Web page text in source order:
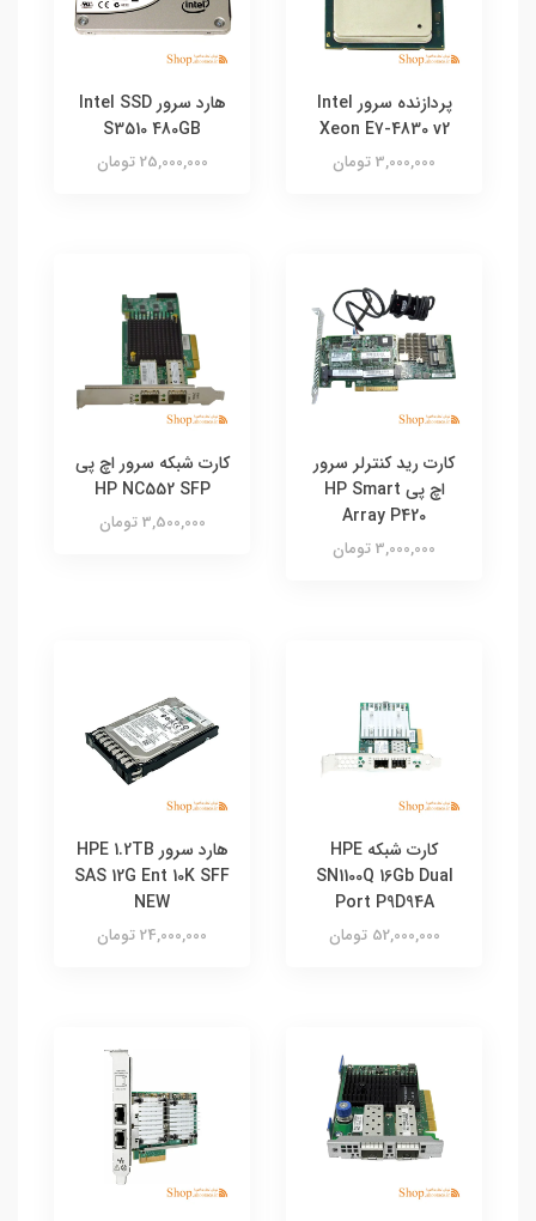
پردازنده سرور Intel
Xeon E7-4830 v2
3,000,000 تومان
هارد سرور Intel SSD
S3510 480GB
25,000,000 تومان
کارت رید کنترلر سرور
اچ پی HP Smart
Array P420
3,000,000 تومان
کارت شبکه سرور اچ پی
HP NC552 SFP
3,500,000 تومان
کارت شبکه HPE
SN1100Q 16Gb Dual
Port P9D94A
52,000,000 تومان
هارد سرور HPE 1.2TB
SAS 12G Ent 10K SFF
NEW
24,000,000 تومان